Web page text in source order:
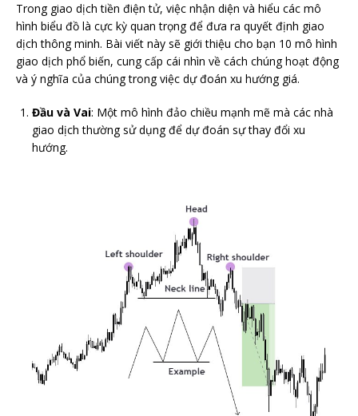
Trong giao dịch tiền điện tử, việc nhận diện và hiểu các mô
hình biểu đồ là cực kỳ quan trọng để đưa ra quyết định giao
dịch thông minh. Bài viết này sẽ giới thiệu cho bạn 10 mô hình
giao dịch phổ biến, cung cấp cái nhìn về cách chúng hoạt động
và ý nghĩa của chúng trong việc dự đoán xu hướng giá.
Đầu và Vai: Một mô hình đảo chiều mạnh mẽ mà các nhà
giao dịch thường sử dụng để dự đoán sự thay đổi xu
hướng.